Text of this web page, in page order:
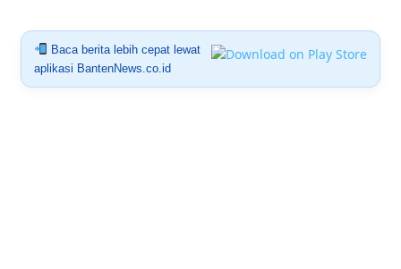
Baca berita lebih cepat lewat
aplikasi BantenNews.co.id